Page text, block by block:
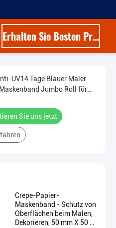
Erhalten Sie Besten Preis
UV14 Tage Blauer Maler
Jumbo Roll für
Sie uns jetzt
Crepe-Papier-
Maskenband - Schutz von
Oberflächen beim Malen,
Dekorieren, 50 mm X 50 m